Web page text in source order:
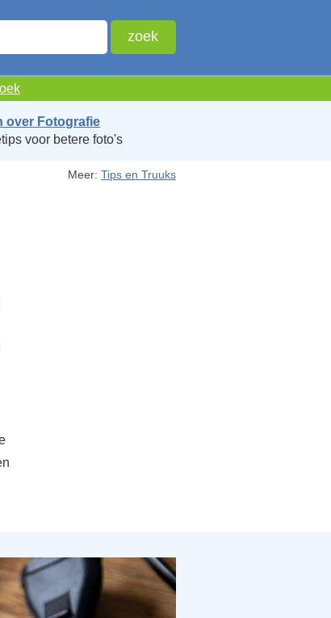
over Fotografie
voor betere foto's
Meer: Tips en Truuks